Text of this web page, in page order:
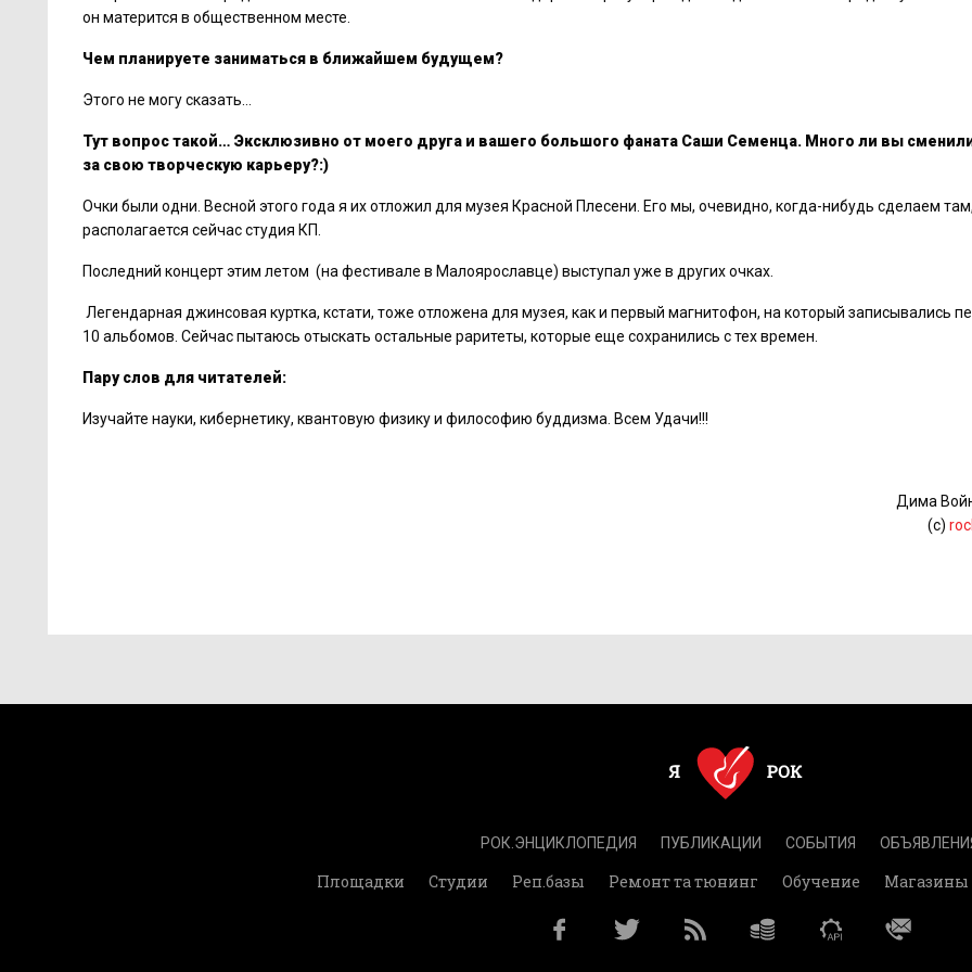
он матерится в общественном месте.
Чем планируете заниматься в ближайшем будущем?
Этого не могу сказать…
Тут вопрос такой… Эксклюзивно от моего друга и вашего большого фаната Саши Семенца. Много ли вы
за свою творческую карьеру?:)
Очки были одни. Весной этого года я их отложил для музея Красной Плесени. Его мы, очевидно, когда-нибудь сделаем
располагается сейчас студия КП.
Последний концерт этим летом (на фестивале в Малоярославце) выступал уже в других очках.
Легендарная джинсовая куртка, кстати, тоже отложена для музея, как и первый магнитофон, на который записывались
10 альбомов. Сейчас пытаюсь отыскать остальные раритеты, которые еще сохранились с тех времен.
Пару слов для читателей:
Изучайте науки, кибернетику, квантовую физику и философию буддизма. Всем Удачи!!!
Дима
(c)
РОК.ЭНЦИКЛОПЕДИЯ ПУБЛИКАЦИИ СОБЫТИЯ
Площадки Студии Реп.базы Ремонт та тюнинг Обучение Магазины